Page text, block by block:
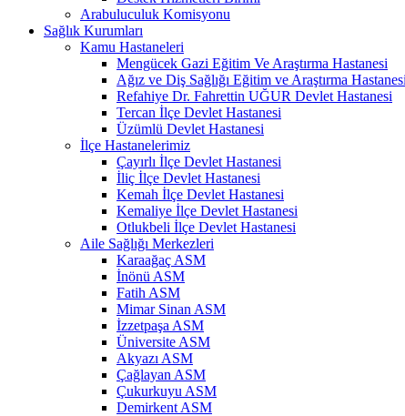
Arabuluculuk Komisyonu
Sağlık Kurumları
Kamu Hastaneleri
Mengücek Gazi Eğitim Ve Araştırma Hastanesi
Ağız ve Diş Sağlığı Eğitim ve Araştırma Hastanesi
Refahiye Dr. Fahrettin UĞUR Devlet Hastanesi
Tercan İlçe Devlet Hastanesi
Üzümlü Devlet Hastanesi
İlçe Hastanelerimiz
Çayırlı İlçe Devlet Hastanesi
İliç İlçe Devlet Hastanesi
Kemah İlçe Devlet Hastanesi
Kemaliye İlçe Devlet Hastanesi
Otlukbeli İlçe Devlet Hastanesi
Aile Sağlığı Merkezleri
Karaağaç ASM
İnönü ASM
Fatih ASM
Mimar Sinan ASM
İzzetpaşa ASM
Üniversite ASM
Akyazı ASM
Çağlayan ASM
Çukurkuyu ASM
Demirkent ASM